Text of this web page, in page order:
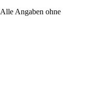
Angaben ohne